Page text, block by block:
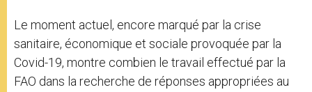
Le moment actuel, encore marqué par la crise
sanitaire, économique et sociale provoquée par la
Covid-19, montre combien le travail effectué par la
FAO dans la recherche de réponses appropriées au